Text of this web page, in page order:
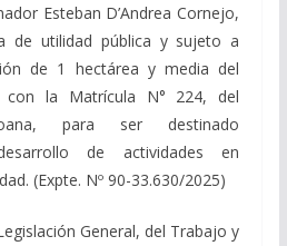
D’Andrea Cornejo,
de utilidad pública y sujeto a
de 1 hectárea y media del
con la Matrícula N° 224, del
para ser destinado
de actividades en
(Expte. Nº 90-33.630/2025)
General, del Trabajo y